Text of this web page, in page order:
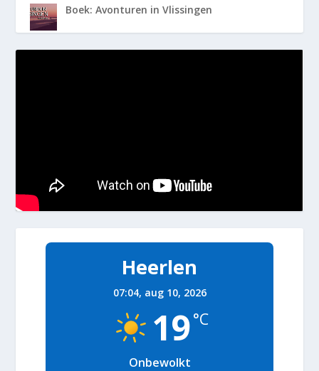
Boek: Avonturen in Vlissingen
Heerlen
07:04, aug 10, 2026
19°C
Onbewolkt